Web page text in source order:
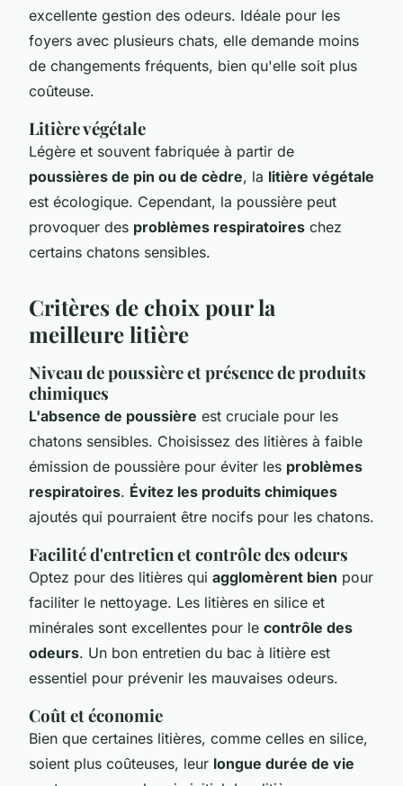
excellente gestion des odeurs. Idéale pour les
foyers avec plusieurs chats, elle demande moins
de changements fréquents, bien qu'elle soit plus
coûteuse.
Litière végétale
Légère et souvent fabriquée à partir de
poussières de pin ou de cèdre, la litière végétale
est écologique. Cependant, la poussière peut
provoquer des problèmes respiratoires chez
certains chatons sensibles.
Critères de choix pour la
meilleure litière
Niveau de poussière et présence de produits
chimiques
L'absence de poussière est cruciale pour les
chatons sensibles. Choisissez des litières à faible
émission de poussière pour éviter les problèmes
respiratoires. Évitez les produits chimiques
ajoutés qui pourraient être nocifs pour les chatons.
Facilité d'entretien et contrôle des odeurs
Optez pour des litières qui agglomèrent bien pour
faciliter le nettoyage. Les litières en silice et
minérales sont excellentes pour le contrôle des
odeurs. Un bon entretien du bac à litière est
essentiel pour prévenir les mauvaises odeurs.
Coût et économie
Bien que certaines litières, comme celles en silice,
soient plus coûteuses, leur longue durée de vie